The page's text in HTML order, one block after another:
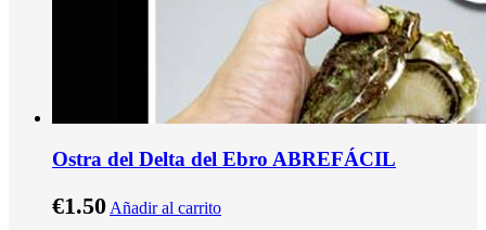
Ostra del Delta del Ebro ABREFÁCIL
€1.50 Añadir al carrito